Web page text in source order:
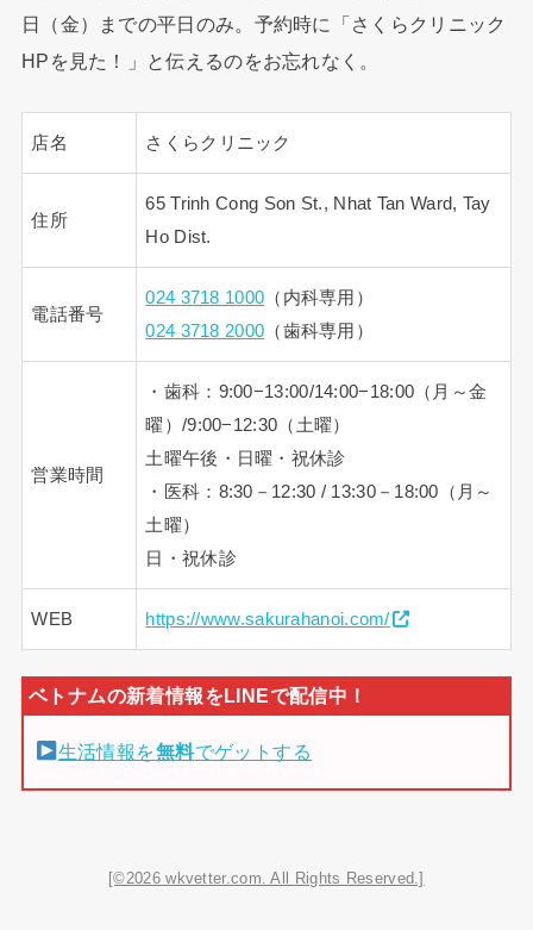
日（金）までの平日のみ。予約時に「さくらクリニック
HPを見た！」と伝えるのをお忘れなく。
店名 さくらクリニック
住所
65 Trinh Cong Son St., Nhat Tan Ward, Tay
Ho Dist.
電話番号
024 3718 1000 （内科専用）
024 3718 2000 （歯科専用）
営業時間
・歯科：9:00−13:00/14:00−18:00（月～金
曜）/9:00−12:30（土曜）
土曜午後・日曜・祝休診
・医科：8:30－12:30 / 13:30－18:00（月～
土曜）
日・祝休診
WEB https://www.sakurahanoi.com/
生活情報を無料でゲットする
[©2026 wkvetter.com. All Rights Reserved.]